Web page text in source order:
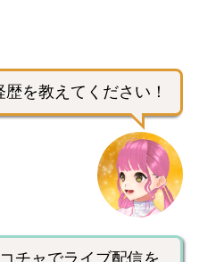
歴を教えてください！
チャでライブ配信を